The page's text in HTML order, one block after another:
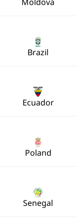
Brazil
Ecuador
Poland
Senegal